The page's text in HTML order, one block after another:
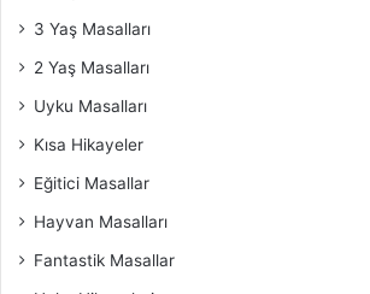
3 Yaş Masalları
2 Yaş Masalları
Uyku Masalları
Kısa Hikayeler
Eğitici Masallar
Hayvan Masalları
Fantastik Masallar